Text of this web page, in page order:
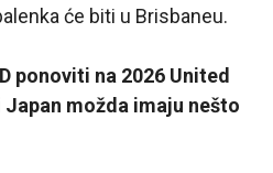
će biti u Brisbaneu.
ponoviti na 2026 United
Japan možda imaju nešto